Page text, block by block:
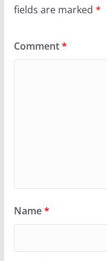
fields are marked *
Comment*
Name*